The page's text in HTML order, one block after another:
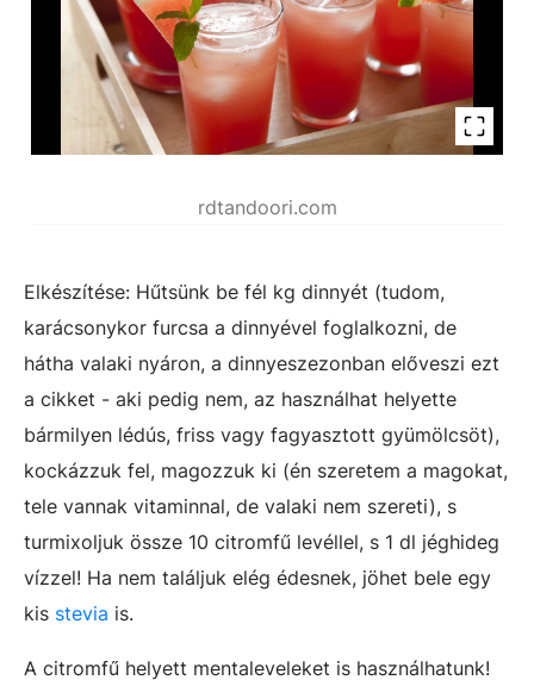
rdtandoori.com
Elkészítése: Hűtsünk be fél kg dinnyét (tudom,
karácsonykor furcsa a dinnyével foglalkozni, de
hátha valaki nyáron, a dinnyeszezonban előveszi ezt
a cikket - aki pedig nem, az használhat helyette
bármilyen lédús, friss vagy fagyasztott gyümölcsöt),
kockázzuk fel, magozzuk ki (én szeretem a magokat,
tele vannak vitaminnal, de valaki nem szereti), s
turmixoljuk össze 10 citromfű levéllel, s 1 dl jéghideg
vízzel! Ha nem találjuk elég édesnek, jöhet bele egy
kis stevia is.
A citromfű helyett mentaleveleket is használhatunk!